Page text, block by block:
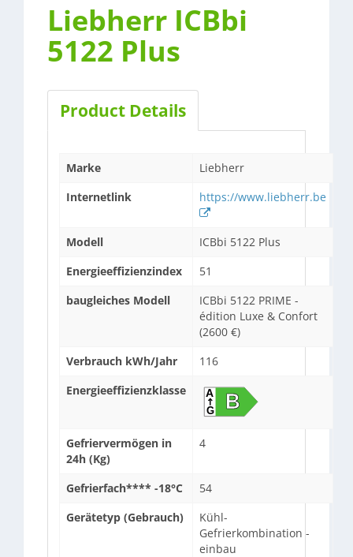
Liebherr ICBbi
5122 Plus
Product Details
Marke
Liebherr
Internetlink
https://www.liebherr.be
Modell
ICBbi 5122 Plus
Energieeffizienzindex
51
baugleiches Modell
ICBbi 5122 PRIME -
édition Luxe & Confort
(2600 €)
Verbrauch kWh/Jahr
116
Energieeffizienzklasse
Gefriervermögen in
24h (Kg)
4
Gefrierfach**** -18°C
54
Gerätetyp (Gebrauch)
Kühl-
Gefrierkombination -
einbau